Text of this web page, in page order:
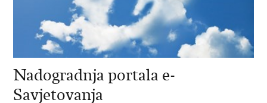
Nadogradnja portala e-
Savjetovanja